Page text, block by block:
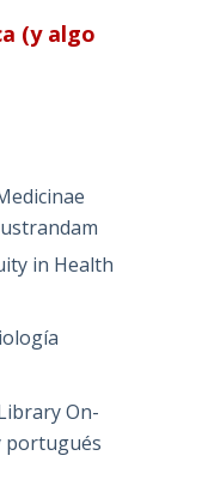
(y algo
in Health
On-
portugués